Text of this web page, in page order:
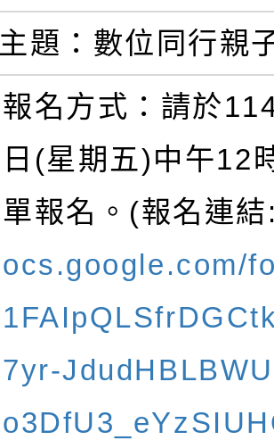
主題：數位同行親
報名方式：請於
日(星期五)中午12
單報名。(報名連
ocs.google.com/
7yr-